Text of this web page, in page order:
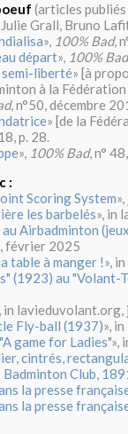
(articles
Grall, Bruno
», 100% Bad,
départ», 100% Bad
liberté» [à
à la
, n°50, décembre
» [de la
p. 28.
», 100% Bad, n°
:
Scoring System
les barbelés», in
Airbadminton
février 2025
table à manger !»,
(1923) au "Volant-
in
Fly-ball (1937)»,
game for Ladies"»,
cintrés,
Club,
la presse
la presse